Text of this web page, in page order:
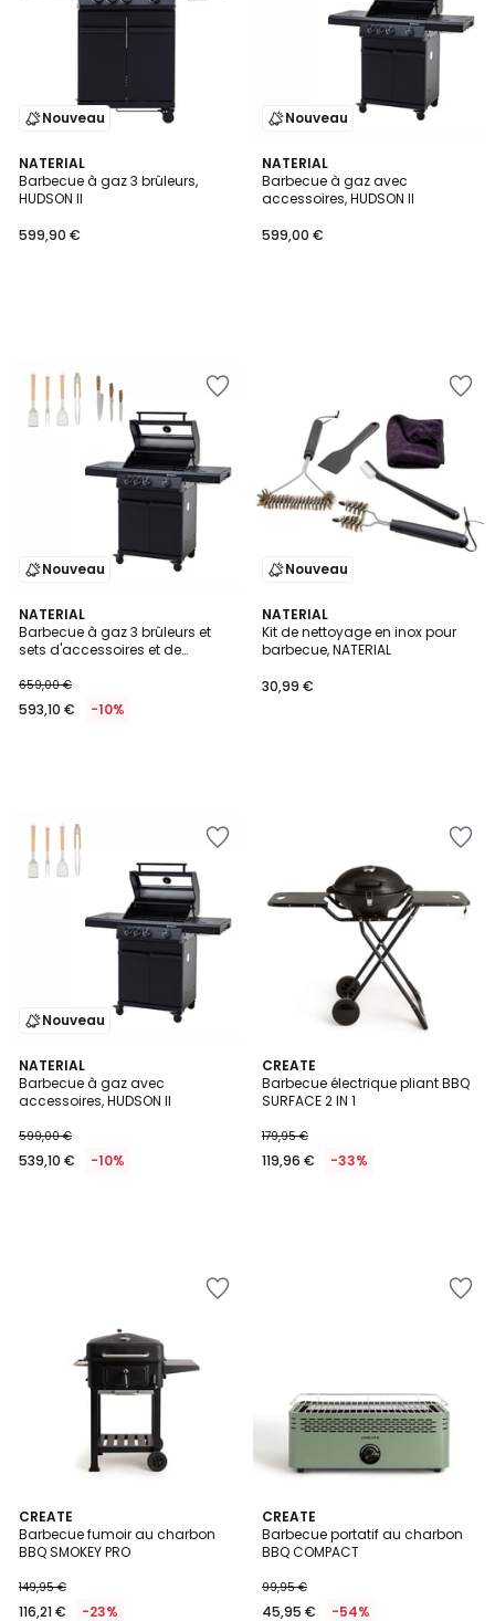
Nouveau
NATERIAL
Barbecue à gaz 3 brûleurs,
HUDSON II
599,90 €
Nouveau
NATERIAL
Barbecue à gaz avec
accessoires, HUDSON II
599,00 €
Nouveau
NATERIAL
Barbecue à gaz 3 brûleurs et
sets d'accessoires et de
659,00 €
593,10 € -10%
Nouveau
NATERIAL
Kit de nettoyage en inox pour
barbecue, NATERIAL
30,99 €
Nouveau
NATERIAL
Barbecue à gaz avec
accessoires, HUDSON II
599,00 €
539,10 € -10%
CREATE
Barbecue électrique pliant BBQ
SURFACE 2 IN 1
179,95 €
119,96 € -33%
CREATE
Barbecue fumoir au charbon
BBQ SMOKEY PRO
149,95 €
116,21 € -23%
CREATE
Barbecue portatif au charbon
BBQ COMPACT
99,95 €
45,95 € -54%